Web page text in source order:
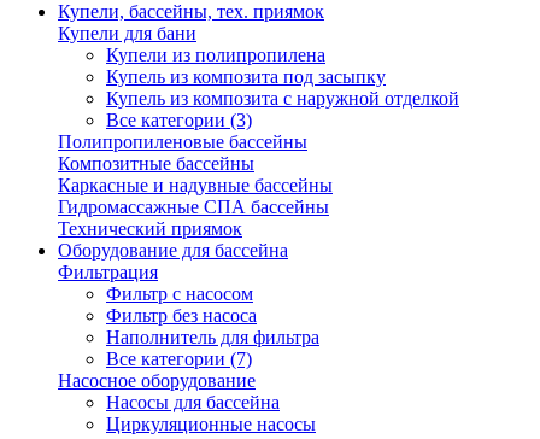
Купели, бассейны, тех. приямок
Купели для бани
Купели из полипропилена
Купель из композита под засыпку
Купель из композита с наружной отделкой
Все категории (3)
Полипропиленовые бассейны
Композитные бассейны
Каркасные и надувные бассейны
Гидромассажные СПА бассейны
Технический приямок
Оборудование для бассейна
Фильтрация
Фильтр с насосом
Фильтр без насоса
Наполнитель для фильтра
Все категории (7)
Насосное оборудование
Насосы для бассейна
Циркуляционные насосы